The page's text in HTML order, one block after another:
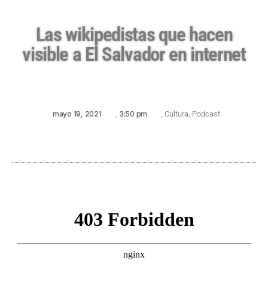
Las wikipedistas que hacen
visible a El Salvador en internet
mayo 19, 2021 3:50 pm Cultura Podcast